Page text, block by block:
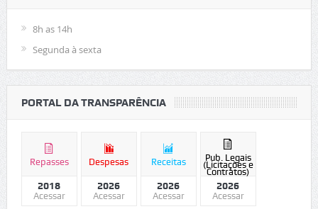
8h as 14h
Segunda à sexta
PORTAL DA TRANSPARÊNCIA
Repasses
2018
Acessar
Despesas
2026
Acessar
Receitas
2026
Acessar
Pub. Legais
(Licitações e
Contratos)
2026
Acessar